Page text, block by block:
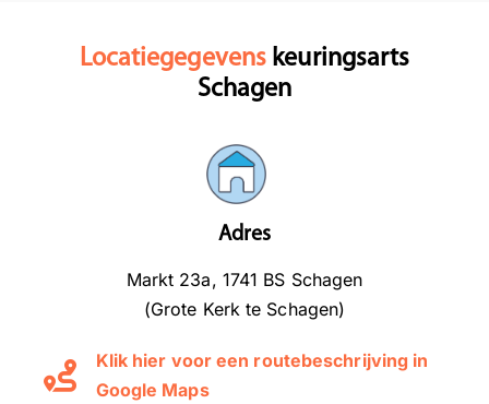
Locatiegegevens keuringsarts
Schagen
Adres
Markt 23a, 1741 BS Schagen
(Grote Kerk te Schagen)
Klik hier voor een routebeschrijving in
Google Maps